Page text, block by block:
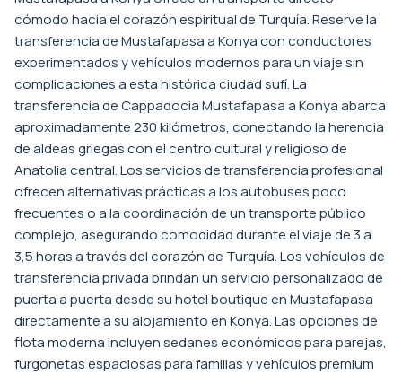
cómodo hacia el corazón espiritual de Turquía. Reserve la
transferencia de Mustafapasa a Konya con conductores
experimentados y vehículos modernos para un viaje sin
complicaciones a esta histórica ciudad sufí. La
transferencia de Cappadocia Mustafapasa a Konya abarca
aproximadamente 230 kilómetros, conectando la herencia
de aldeas griegas con el centro cultural y religioso de
Anatolia central. Los servicios de transferencia profesional
ofrecen alternativas prácticas a los autobuses poco
frecuentes o a la coordinación de un transporte público
complejo, asegurando comodidad durante el viaje de 3 a
3,5 horas a través del corazón de Turquía. Los vehículos de
transferencia privada brindan un servicio personalizado de
puerta a puerta desde su hotel boutique en Mustafapasa
directamente a su alojamiento en Konya. Las opciones de
flota moderna incluyen sedanes económicos para parejas,
furgonetas espaciosas para familias y vehículos premium